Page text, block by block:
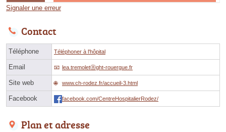
Signaler une erreur
Contact
Téléphone Téléphoner à l'hôpital
Email lea.tremoletⓐght-rouergue.fr
Site web www.ch-rodez.fr/accueil-3.html
Facebook facebook.com/CentreHospitalierRodez/
Plan et adresse